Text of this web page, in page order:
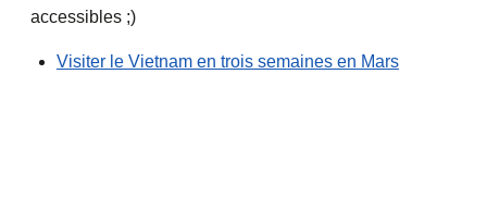
accessibles ;)
Visiter le Vietnam en trois semaines en Mars